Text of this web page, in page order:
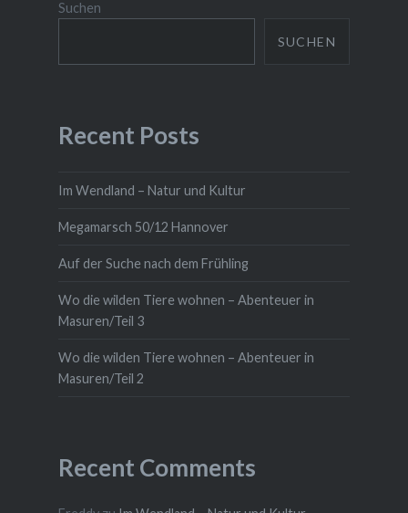
Suchen
SUCHEN
Recent Posts
Im Wendland – Natur und Kultur
Megamarsch 50/12 Hannover
Auf der Suche nach dem Frühling
Wo die wilden Tiere wohnen – Abenteuer in
Masuren/Teil 3
Wo die wilden Tiere wohnen – Abenteuer in
Masuren/Teil 2
Recent Comments